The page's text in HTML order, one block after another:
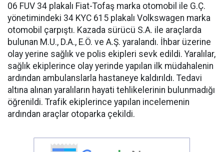
06 FUV 34 plakalı Fiat-Tofaş marka otomobil ile G.Ç.
yönetimindeki 34 KYC 615 plakalı Volkswagen marka
otomobil çarpıştı. Kazada sürücü S.A. ile araçlarda
bulunan M.U., D.A., E.Ö. ve A.Ş. yaralandı. İhbar üzerine
olay yerine sağlık ve polis ekipleri sevk edildi. Yaralılar,
sağlık ekiplerince olay yerinde yapılan ilk müdahalenin
ardından ambulanslarla hastaneye kaldırıldı. Tedavi
altına alınan yaralıların hayati tehlikelerinin bulunmadığı
öğrenildi. Trafik ekiplerince yapılan incelemenin
ardından araçlar otoparka çekildi.